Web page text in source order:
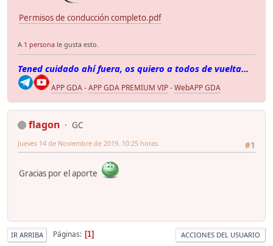
Permisos de conducción completo.pdf
A 1 persona le gusta esto.
Tened cuidado ahí fuera, os quiero a todos de vuelta...
APP GDA-APP GDA PREMIUM VIP-WebAPP GDA
flagon
GC
#1
Jueves 14 de Noviembre de 2019. 10:25 horas.
Gracias por el aporte
IR ARRIBA Páginas 1 ACCIONES DEL USUARIO